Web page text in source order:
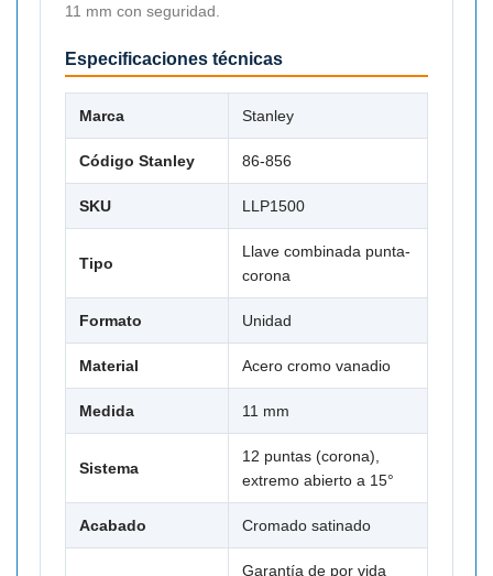
11 mm con seguridad.
Especificaciones técnicas
Marca Stanley
Código Stanley 86-856
SKU LLP1500
Tipo
Llave combinada punta-
corona
Formato Unidad
Material Acero cromo vanadio
Medida 11 mm
Sistema
12 puntas (corona),
extremo abierto a 15°
Acabado Cromado satinado
Garantía de por vida